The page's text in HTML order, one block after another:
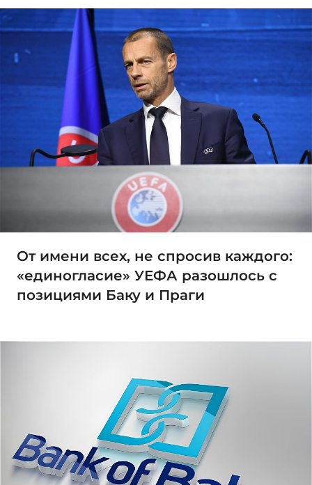
От имени всех, не спросив каждого:
«единогласие» УЕФА разошлось с
позициями Баку и Праги